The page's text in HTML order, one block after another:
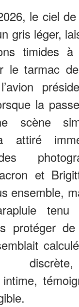
le ciel
gris léger,
timides
le tarmac de
la
scène
attiré
et
ensemble,
tenu
protéger